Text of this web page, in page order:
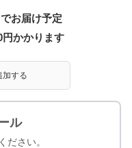
お届け予定
円かかります
加する
ル
ださい。